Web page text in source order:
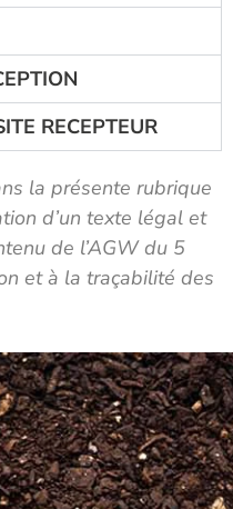
RECEPTEUR
la présente rubrique
d’un texte légal et
de l’AGW du 5
et à la traçabilité des